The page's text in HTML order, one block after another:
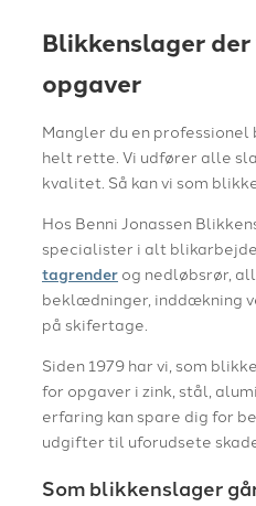
Blikkenslager
opgaver
Mangler du en
helt rette. Vi udfører alle
kvalitet. Så kan vi som
​Hos Benni Jonassen
specialister i alt
tagrender og nedløbsrør,
beklædninger, inddækning
på skifertage.
​Siden 1979 har vi, som
for opgaver i zink, stål,
erfaring kan spare dig for
udgifter til uforudsete
Som blikkenslager